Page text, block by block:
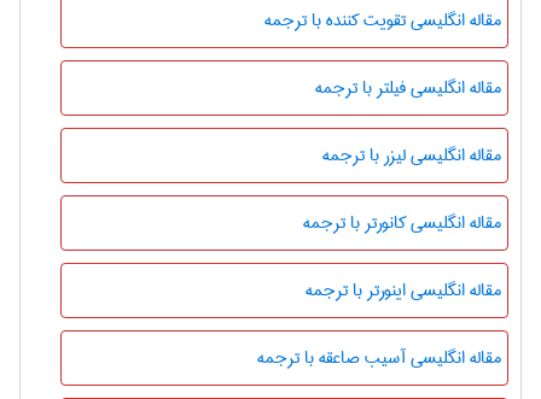
مقاله انگلیسی تقویت کننده با ترجمه
مقاله انگلیسی فیلتر با ترجمه
مقاله انگلیسی لیزر با ترجمه
مقاله انگلیسی کانورتر با ترجمه
مقاله انگلیسی اینورتر با ترجمه
مقاله انگلیسی آسیب صاعقه با ترجمه